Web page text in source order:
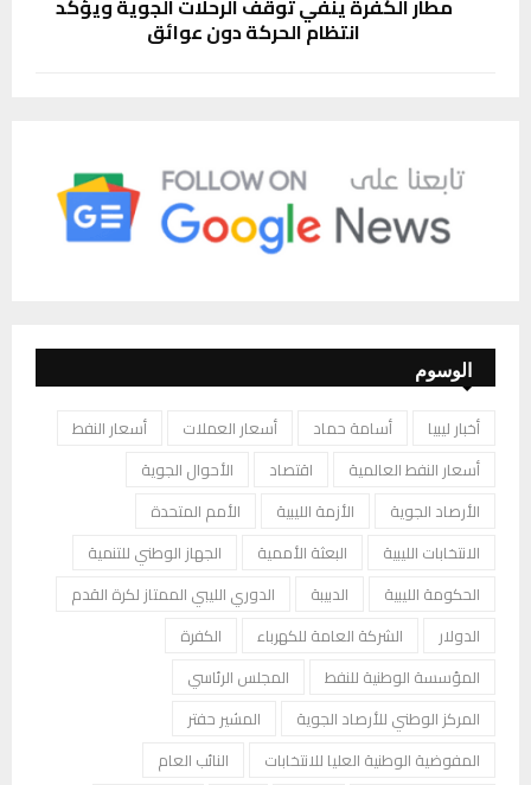
انتظام الحركة دون عوائق
الوسوم
أخبار ليبيا أسامة حماد أسعار العملات
أسعار النفط
أسعار النفط العالمية
اقتصاد
الأحوال الجوية
الأرصاد الجوية
الأزمة الليبية
الأمم المتحدة
الانتخابات الليبية
البعثة الأممية
الجهاز الوطني للتنمية
الحكومة الليبية
الدبيبة
الدوري الليبي الممتاز لكرة القدم
الدولار
الشركة العامة للكهرباء
الكفرة
المؤسسة الوطنية للنفط
المجلس الرئاسي
المركز الوطني للأرصاد الجوية
المشير حفتر
المفوضية الوطنية العليا للانتخابات
النائب العام